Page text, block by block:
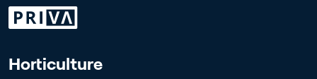
Horticulture